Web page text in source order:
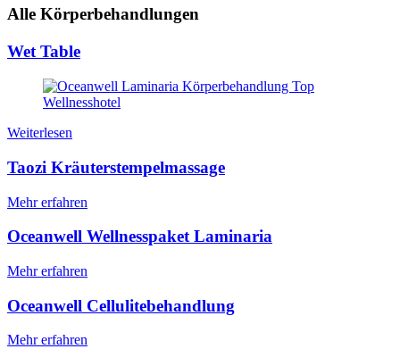
Alle Körperbehandlungen
Wet Table
Weiterlesen
Taozi Kräuterstempelmassage
Mehr erfahren
Oceanwell Wellnesspaket Laminaria
Mehr erfahren
Oceanwell Cellulitebehandlung
Mehr erfahren